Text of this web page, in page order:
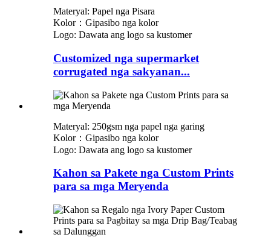
Materyal: Papel nga Pisara
Kolor：Gipasibo nga kolor
Logo: Dawata ang logo sa kustomer
Customized nga supermarket
corrugated nga sakyanan...
Materyal: 250gsm nga papel nga garing
Kolor：Gipasibo nga kolor
Logo: Dawata ang logo sa kustomer
Kahon sa Pakete nga Custom Prints
para sa mga Meryenda